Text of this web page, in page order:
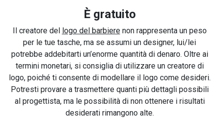
È gratuito
Il creatore del logo del barbierenon rappresenta un peso
per le tue tasche, ma se assumi un designer, lui/lei
potrebbe addebitarti un’enorme quantità di denaro. Oltre ai
termini monetari, si consiglia di utilizzare un creatore di
logo, poiché ti consente di modellare il logo come desideri.
Potresti provare a trasmettere quanti più dettagli possibili
al progettista, ma le possibilità di non ottenere i risultati
desiderati rimangono alte.